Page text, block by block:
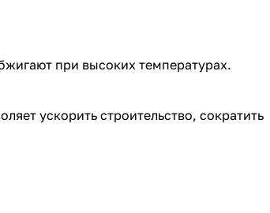
при высоких температурах.
ускорить строительство, сократить